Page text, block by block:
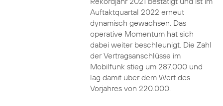
Auftaktquartal 2022 erneut
dynamisch gewachsen. Das
operative Momentum hat sich
dabei weiter beschleunigt. Die Zahl
der Vertragsanschlüsse im
Mobilfunk stieg um 287.000 und
lag damit über dem Wert des
Vorjahres von 220.000.